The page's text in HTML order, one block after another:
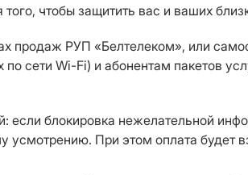
чтобы защитить вас и ваших
РУП «Белтелеком», или
сети Wi-Fi) и абонентам пакетов
если блокировка нежелательной
При этом оплата будет